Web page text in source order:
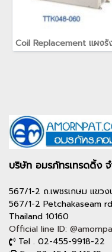
บริษัท อมรภัทรเทรดดิ้ง
567/1-2 ถ.เพชรเกษม แขว
567/1-2 Petchakaseam
Thailand 10160
Official line ID:
Tel . 02-455-9918-22